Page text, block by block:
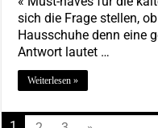
sich die Frage stellen,
Hausschuhe denn eine
Antwort lautet …
Weiterlesen »